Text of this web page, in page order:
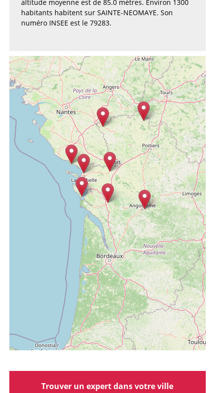
altitude moyenne est de 85.0 mètres. Environ 1300
habitants habitent sur SAINTE-NEOMAYE. Son
numéro INSEE est le 79283.
Trouver un expert dans votre ville